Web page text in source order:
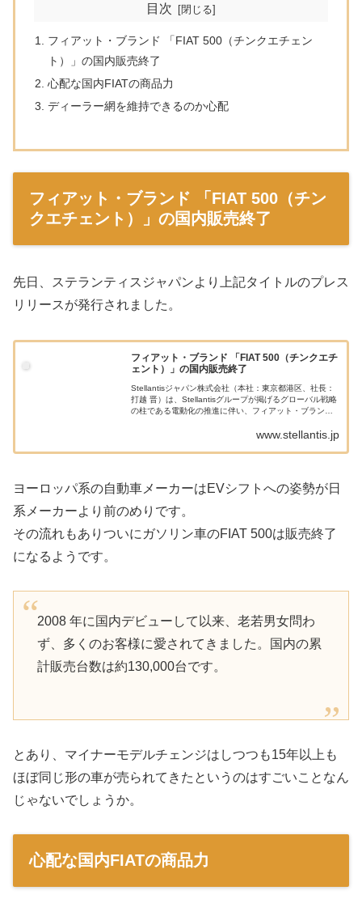
目次
フィアット・ブランド 「FIAT 500（チンクエチェン
ト）」の国内販売終了
心配な国内FIATの商品力
ディーラー網を維持できるのか心配
フィアット・ブランド 「FIAT 500（チン
クエチェント）」の国内販売終了
先日、ステランティスジャパンより上記タイトルのプレス
リリースが発行されました。
フィアット・ブランド 「FIAT 500（チンクエチ
ェント）」の国内販売終了
Stellantisジャパン株式会社（本社：東京都港区、社長：
打越 晋）は、Stellantisグループが掲げるグローバル戦略
の柱である電動化の推進に伴い、フィアット・ブランド
www.stellantis.jp
ヨーロッパ系の自動車メーカーはEVシフトへの姿勢が日
系メーカーより前のめりです。
その流れもありついにガソリン車のFIAT 500は販売終了
になるようです。
2008 年に国内デビューして以来、老若男女問わ
ず、多くのお客様に愛されてきました。国内の累
計販売台数は約130,000台です。
とあり、マイナーモデルチェンジはしつつも15年以上も
ほぼ同じ形の車が売られてきたというのはすごいことなん
じゃないでしょうか。
心配な国内FIATの商品力